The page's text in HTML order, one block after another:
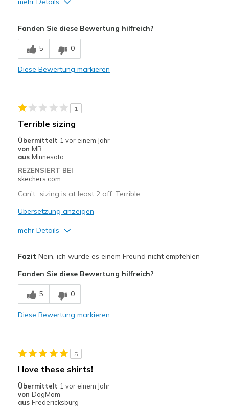
Comfortable
Durable
Work out
Sizing
Feels true to size
Fanden Sie diese Bewertung hilfreich?
5 0
Diese Bewertung markieren
1
Terrible sizing
Übermittelt 1 vor einem Jahr
von MB
aus Minnesota
REZENSIERT BEI
skechers.com
Can't…sizing is at least 2 off. Terrible.
Übersetzung anzeigen
mehr Details
Width
Sizing
Fazit Nein, ich würde es einem Freund nicht empfehlen
Fanden Sie diese Bewertung hilfreich?
5 0
Diese Bewertung markieren
5
I love these shirts!
Übermittelt 1 vor einem Jahr
von DogMom
aus Fredericksburg